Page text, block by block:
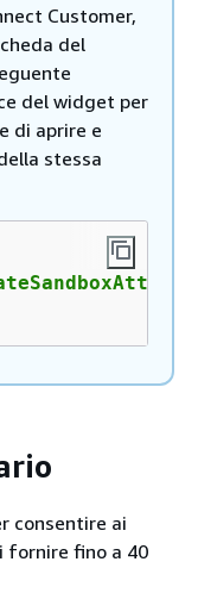
Customer,
del
del widget per
di aprire e
stessa
consentire ai
fornire fino a 40